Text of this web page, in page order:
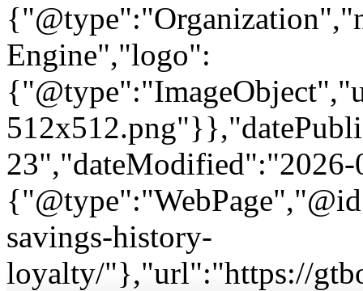
Engine","logo":
savings-history-
loyalty/"},"url":"https://